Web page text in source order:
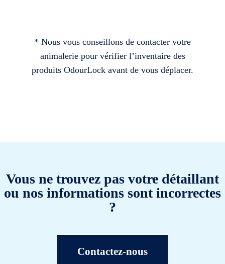
* Nous vous conseillons de contacter votre
animalerie pour vérifier l’inventaire des
produits OdourLock avant de vous déplacer.
Vous ne trouvez pas votre détaillant
ou nos informations sont incorrectes
?
Contactez-nous